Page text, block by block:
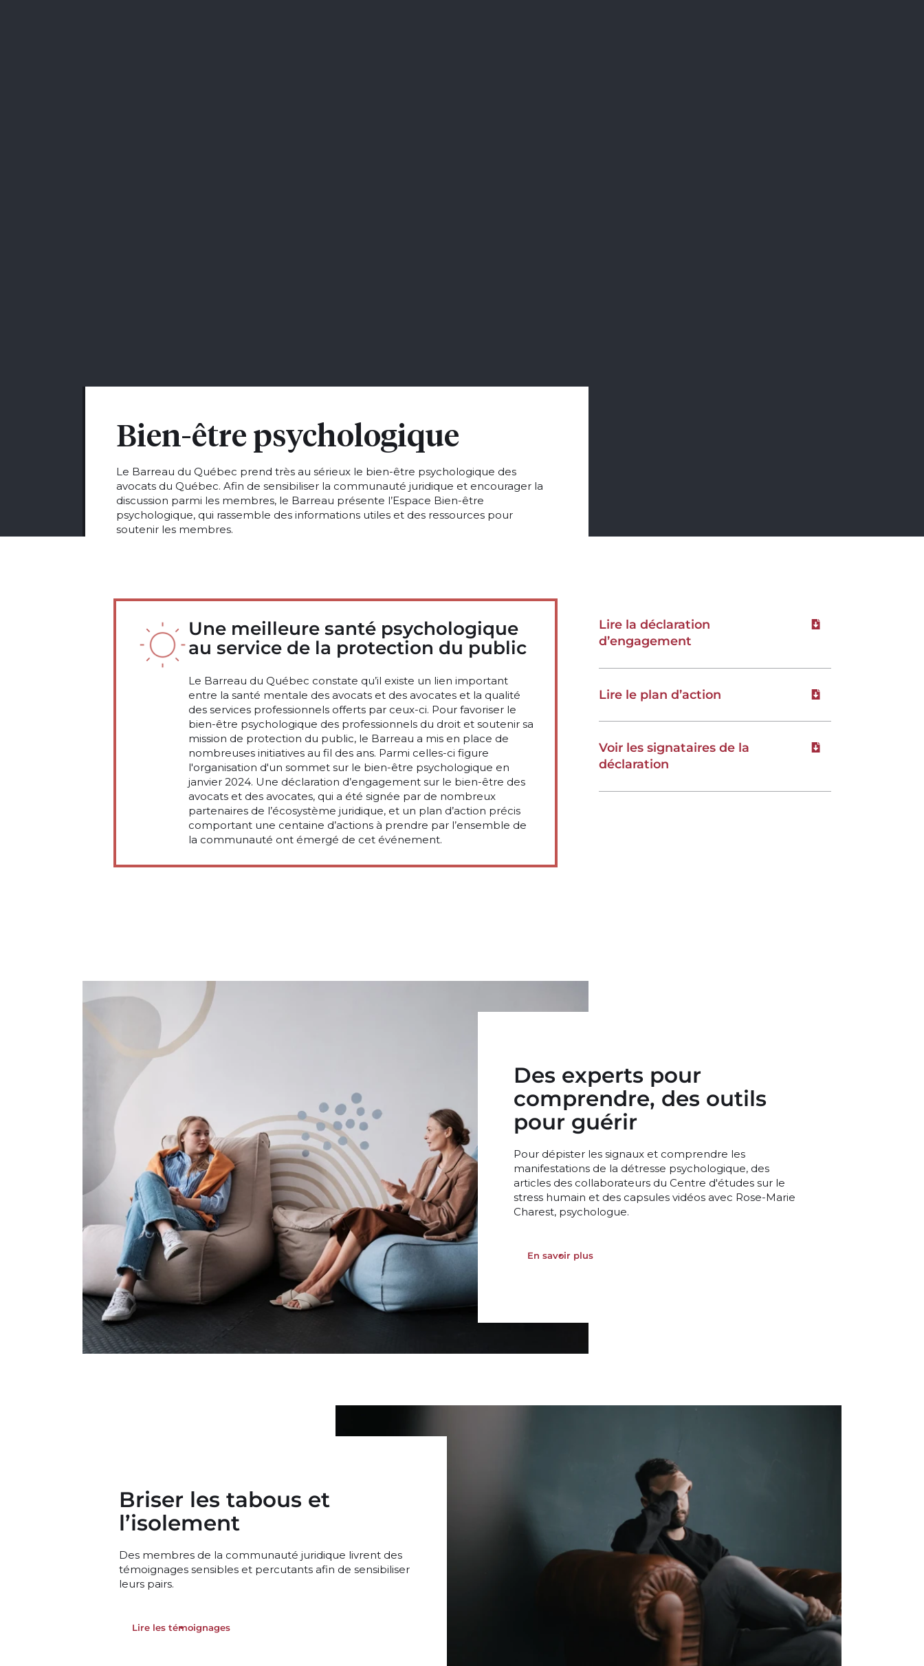
Bien-être psychologique
Le Barreau du Québec prend très au sérieux le bien-être psychologique des
avocats du Québec. Afin de sensibiliser la communauté juridique et encourager la
discussion parmi les membres, le Barreau présente l’Espace Bien-être
psychologique, qui rassemble des informations utiles et des ressources pour
soutenir les membres.
Une meilleure santé psychologique
au service de la protection du public
Le Barreau du Québec constate qu’il existe un lien important
entre la santé mentale des avocats et des avocates et la qualité
des services professionnels offerts par ceux-ci. Pour favoriser le
bien-être psychologique des professionnels du droit et soutenir sa
mission de protection du public, le Barreau a mis en place de
nombreuses initiatives au fil des ans. Parmi celles-ci figure
l'organisation d'un sommet sur le bien-être psychologique en
janvier 2024. Une déclaration d’engagement sur le bien-être des
avocats et des avocates, qui a été signée par de nombreux
partenaires de l’écosystème juridique, et un plan d’action précis
comportant une centaine d’actions à prendre par l’ensemble de
la communauté ont émergé de cet événement.
Lire la déclaration
d’engagement
Télécharger le
Lire le plan d’action Télécharger le
Voir les signataires de la
déclaration
Télécharger le
Des experts pour
comprendre, des outils
pour guérir
Pour dépister les signaux et comprendre les
manifestations de la détresse psychologique, des
articles des collaborateurs du Centre d'études sur le
stress humain et des capsules vidéos avec Rose-Marie
Charest, psychologue.
En savoir plus
Briser les tabous et
l’isolement
Des membres de la communauté juridique livrent des
témoignages sensibles et percutants afin de sensibiliser
leurs pairs.
Lire les témoignages